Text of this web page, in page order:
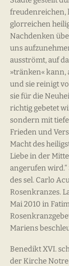
freudenreichen,
glorreichen
Nachdenken
uns
ausströmt, auf
»tränken« kann,
und sie reinigt
sie für die
richtig gebetet
sondern mit
Frieden und
Macht des
Liebe in der
angerufen
des sel. Carlo
Rosenkranzes.
Mai 2010 in
Mariens
Benedikt XVI.
der Kirche